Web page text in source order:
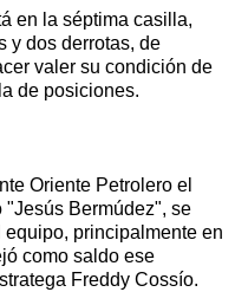
en la séptima casilla,
y dos derrotas, de
valer su condición de
de posiciones.
Oriente Petrolero el
"Jesús Bermúdez", se
principalmente en
como saldo ese
Freddy Cossío.